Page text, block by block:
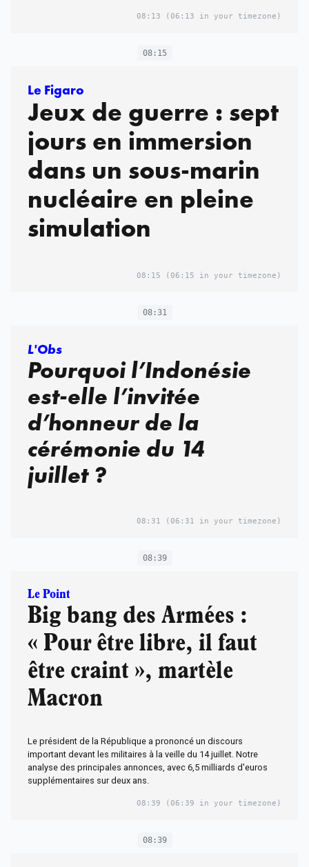
08:13 (06:13 in your timezone)
08:15
Le Figaro
Jeux de guerre : sept
jours en immersion
dans un sous-marin
nucléaire en pleine
simulation
08:15 (06:15 in your timezone)
08:31
L'Obs
Pourquoi l’Indonésie
est-elle l’invitée
d’honneur de la
cérémonie du 14
juillet ?
08:31 (06:31 in your timezone)
08:39
Le Point
Big bang des Armées :
« Pour être libre, il faut
être craint », martèle
Macron
Le président de la République a prononcé un discours
important devant les militaires à la veille du 14 juillet. Notre
analyse des principales annonces, avec 6,5 milliards d'euros
supplémentaires sur deux ans.
08:39 (06:39 in your timezone)
08:39